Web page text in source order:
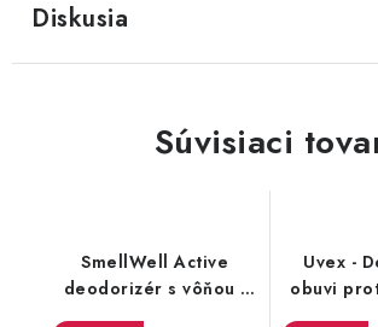
Diskusia
Súvisiaci
SmellWell Active
deodorizér s vôňou -
Black Zebra
Uvex -
obuvi